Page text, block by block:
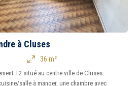
à Cluses
36 m²
T2 situé au centre ville de Cluses
salle à manger, une chambre avec